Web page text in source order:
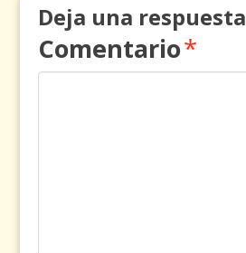
Deja una respuesta
Comentario*